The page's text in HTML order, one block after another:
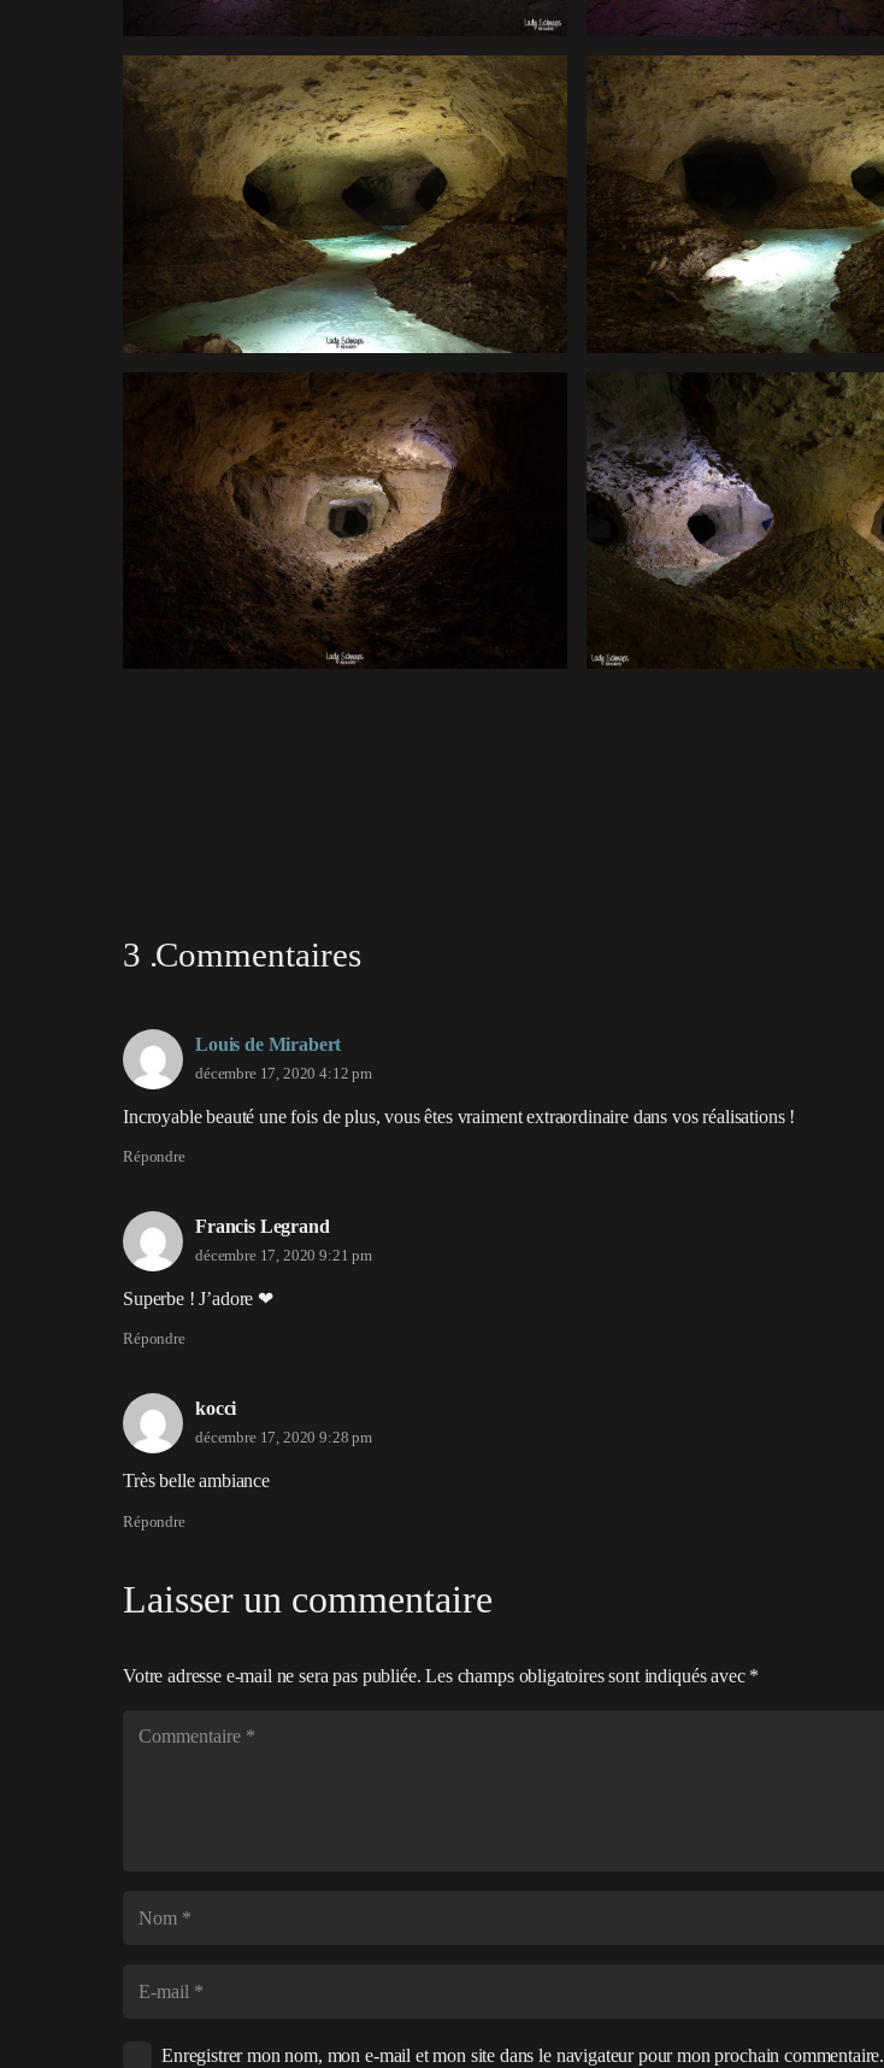
3 Commentaires
.
Louis de Mirabert
décembre 17, 2020 4:12 pm
Incroyable beauté une fois de plus, vous êtes vraiment extraordinaire dans vos réalisations !
Répondre
Francis Legrand
décembre 17, 2020 9:21 pm
Superbe ! J’adore ❤
Répondre
kocci
décembre 17, 2020 9:28 pm
Très belle ambiance
Répondre
Laisser un commentaire
Votre adresse e-mail ne sera pas publiée. Les champs obligatoires sont indiqués avec *
Enregistrer mon nom, mon e-mail et mon site dans le navigateur pour mon prochain commentaire.